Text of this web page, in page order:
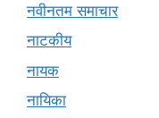
नवीनतम समाचार
नाटकीय
नायक
नायिका